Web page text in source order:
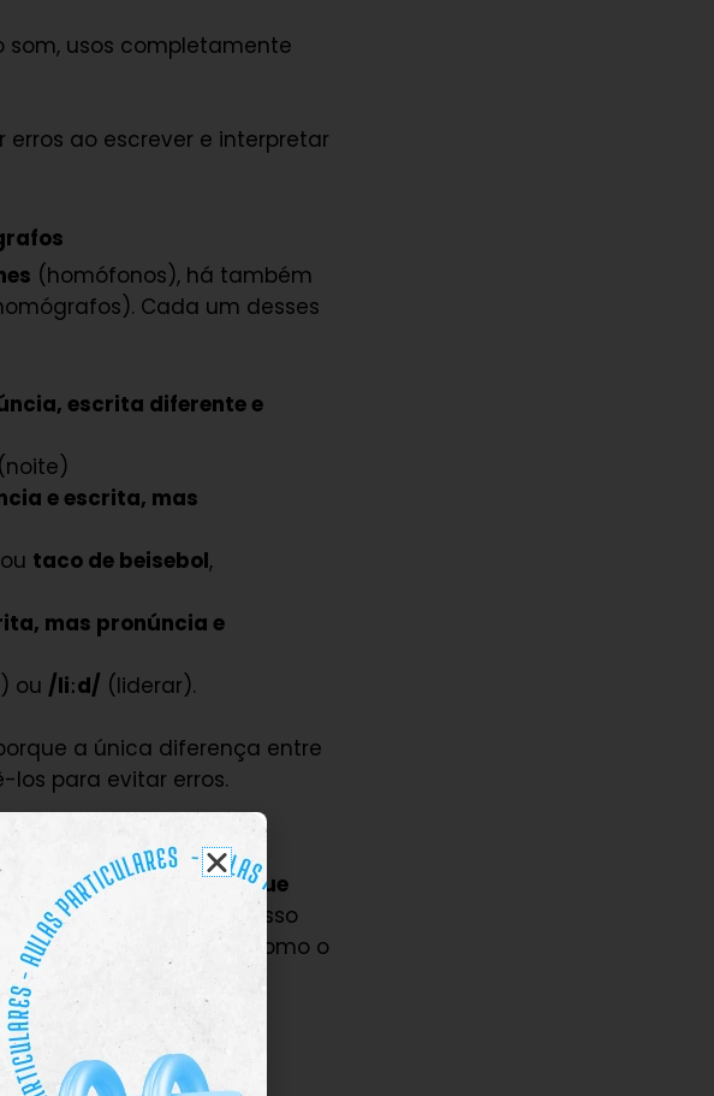
som, usos completamente
ao escrever e interpretar
(homófonos), há também
Cada um desses
escrita diferente e
(noite)
e escrita, mas
ou taco de beisebol,
mas pronúncia e
ou /liːd/ (liderar).
a única diferença entre
los para evitar erros.
tem muitas palavras que
de maneira diferente
. Isso
de outros idiomas, como o